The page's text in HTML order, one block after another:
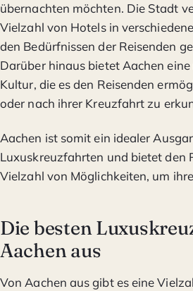
übernachten möchten. Die Stadt
Vielzahl von Hotels in
den Bedürfnissen der Reisenden
Darüber hinaus bietet Aachen
Kultur, die es den Reisenden
oder nach ihrer Kreuzfahrt zu
Aachen ist somit ein idealer
Luxuskreuzfahrten und bietet den
Vielzahl von Möglichkeiten, um
Die besten
Aachen aus
Von Aachen aus gibt es eine